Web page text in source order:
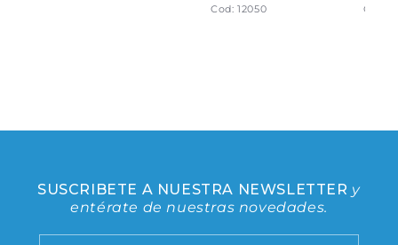
Cod: 12050 Cod:
SUSCRIBETE A NUESTRA NEWSLETTER y
entérate de nuestras novedades.